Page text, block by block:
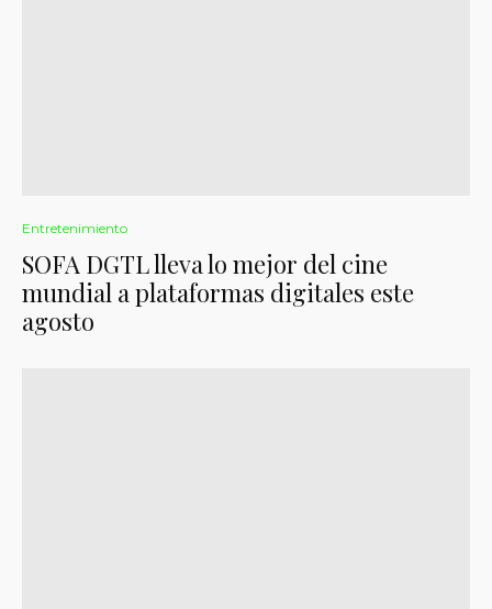
Entretenimiento
SOFA DGTL lleva lo mejor del cine
mundial a plataformas digitales este
agosto